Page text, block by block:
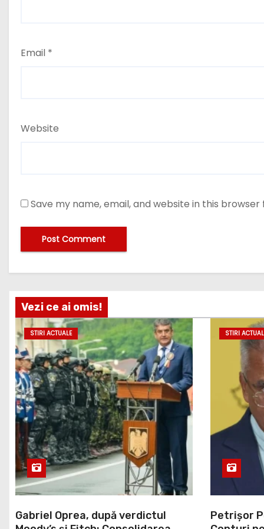
Email *
Website
Save my name, email, and website in this
Vezi ce ai omis!
STIRI ACTUALE
Gabriel Oprea, după verdictul
STIRI
Petrișor